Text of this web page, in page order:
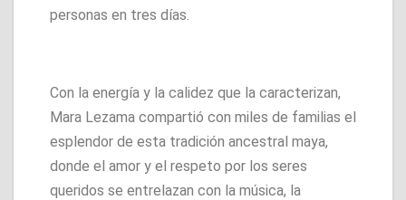
personas en tres días.
Con la energía y la calidez que la caracterizan,
Mara Lezama compartió con miles de familias el
esplendor de esta tradición ancestral maya,
donde el amor y el respeto por los seres
queridos se entrelazan con la música, la